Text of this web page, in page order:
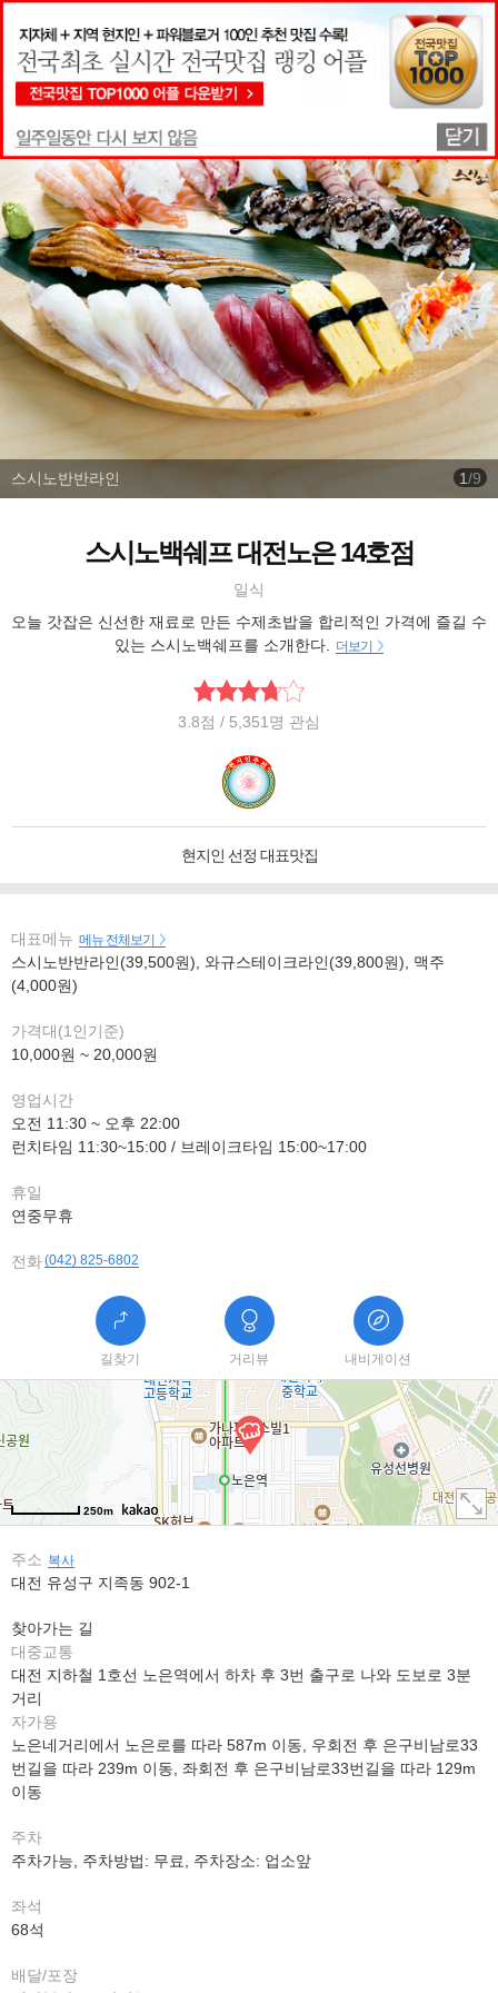
맛집상세정보
스시노반반라인 1/9
스시노백쉐프 대전노은 14호점
일식
오늘 갓잡은 신선한 재료로 만든 수제초밥을 합리적인 가격에 즐길 수
있는 스시노백쉐프를 소개한다.
더보기
3.8점 / 5,351명 관심
현지인 선정 대표맛집
대표메뉴 메뉴 전체보기
스시노반반라인(39,500원), 와규스테이크라인(39,800원), 맥주
(4,000원)
가격대(1인기준)
10,000원 ~ 20,000원
영업시간
오전 11:30 ~ 오후 22:00
런치타임 11:30~15:00 / 브레이크타임 15:00~17:00
휴일
연중무휴
전화(042) 825-6802
길찾기 거리뷰 내비게이션
250m
주소 복사
대전 유성구 지족동 902-1
찾아가는 길
대중교통
대전 지하철 1호선 노은역에서 하차 후 3번 출구로 나와 도보로 3분
거리
자가용
노은네거리에서 노은로를 따라 587m 이동, 우회전 후 은구비남로33
번길을 따라 239m 이동, 좌회전 후 은구비남로33번길을 따라 129m
이동
주차
주차가능, 주차방법: 무료, 주차장소: 업소앞
좌석
68석
배달/포장